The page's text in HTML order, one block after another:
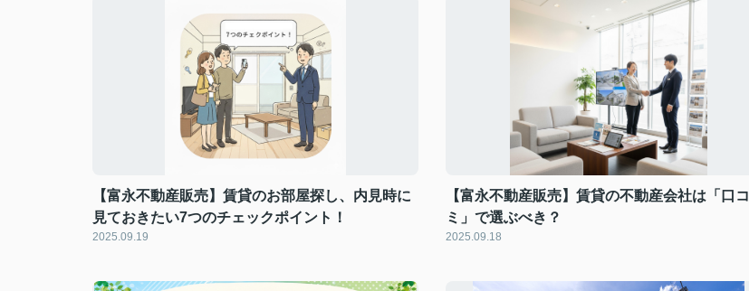
【富永不動産販売】賃貸のお部屋探し、内見時に
見ておきたい7つのチェックポイント！
2025.09.19
【富永不動産販売】賃貸の不動産会社は「口コ
ミ」で選ぶべき？
2025.09.18